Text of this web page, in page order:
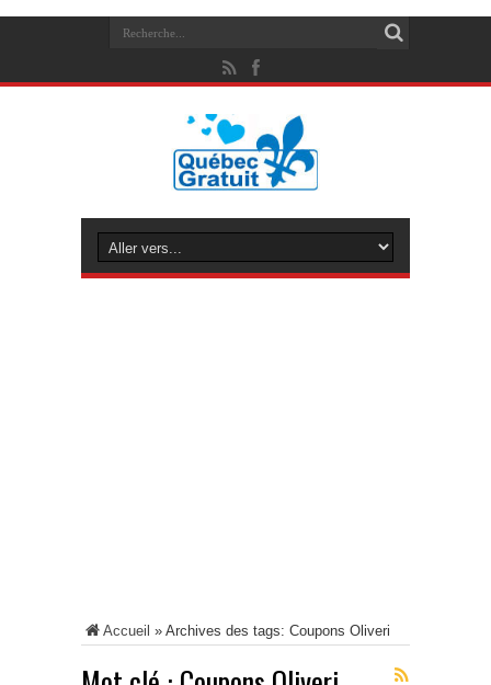
Accueil » Archives des tags: Coupons Oliveri